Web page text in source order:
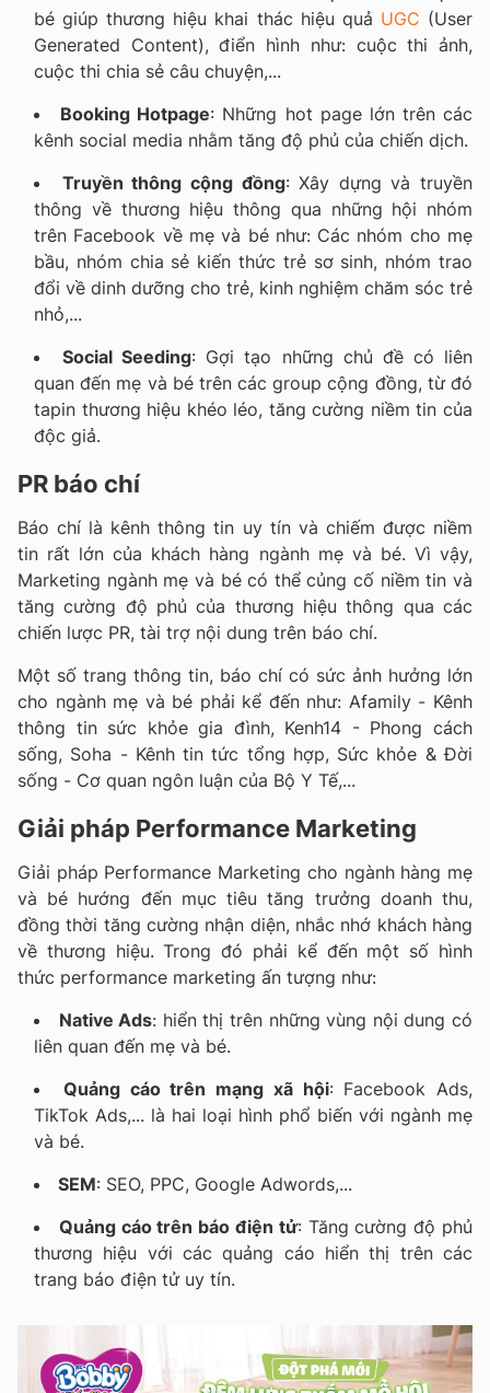
bé giúp thương hiệu khai thác hiệu quả UGC (User
Generated Content), điển hình như: cuộc thi ảnh,
cuộc thi chia sẻ câu chuyện,...
Booking Hotpage: Những hot page lớn trên các
kênh social media nhằm tăng độ phủ của chiến dịch.
Truyền thông cộng đồng: Xây dựng và truyền
thông về thương hiệu thông qua những hội nhóm
trên Facebook về mẹ và bé như: Các nhóm cho mẹ
bầu, nhóm chia sẻ kiến thức trẻ sơ sinh, nhóm trao
đổi về dinh dưỡng cho trẻ, kinh nghiệm chăm sóc trẻ
nhỏ,...
Social Seeding: Gợi tạo những chủ đề có liên
quan đến mẹ và bé trên các group cộng đồng, từ đó
tapin thương hiệu khéo léo, tăng cường niềm tin của
độc giả.
PR báo chí
Báo chí là kênh thông tin uy tín và chiếm được niềm
tin rất lớn của khách hàng ngành mẹ và bé. Vì vậy,
Marketing ngành mẹ và bé có thể củng cố niềm tin và
tăng cường độ phủ của thương hiệu thông qua các
chiến lược PR, tài trợ nội dung trên báo chí.
Một số trang thông tin, báo chí có sức ảnh hưởng lớn
cho ngành mẹ và bé phải kể đến như: Afamily - Kênh
thông tin sức khỏe gia đình, Kenh14 - Phong cách
sống, Soha - Kênh tin tức tổng hợp, Sức khỏe & Đời
sống - Cơ quan ngôn luận của Bộ Y Tế,...
Giải pháp Performance Marketing
Giải pháp Performance Marketing cho ngành hàng mẹ
và bé hướng đến mục tiêu tăng trưởng doanh thu,
đồng thời tăng cường nhận diện, nhắc nhớ khách hàng
về thương hiệu. Trong đó phải kể đến một số hình
thức performance marketing ấn tượng như:
Native Ads: hiển thị trên những vùng nội dung có
liên quan đến mẹ và bé.
Quảng cáo trên mạng xã hội: Facebook Ads,
TikTok Ads,... là hai loại hình phổ biến với ngành mẹ
và bé.
SEM: SEO, PPC, Google Adwords,...
Quảng cáo trên báo điện tử: Tăng cường độ phủ
thương hiệu với các quảng cáo hiển thị trên các
trang báo điện tử uy tín.